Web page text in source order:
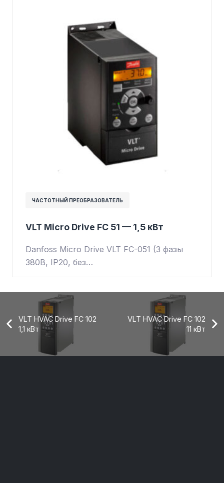
ЧАСТОТНЫЙ ПРЕОБРАЗОВАТЕЛЬ
VLT Micro Drive FC 51 — 1,5 кВт
Danfoss Micro Drive VLT FC-051 (3 фазы
380В, IP20, без…
VLT HVAC Drive FC 102
1,1 кВт
VLT HVAC Drive FC 102
11 кВт